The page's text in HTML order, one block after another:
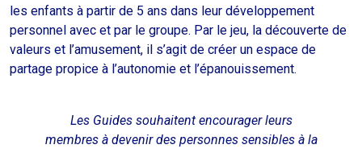
les enfants à partir de 5 ans dans leur développement
personnel avec et par le groupe. Par le jeu, la découverte de
valeurs et l’amusement, il s’agit de créer un espace de
partage propice à l’autonomie et l’épanouissement.
Les Guides souhaitent encourager leurs
membres à devenir des personnes sensibles à la